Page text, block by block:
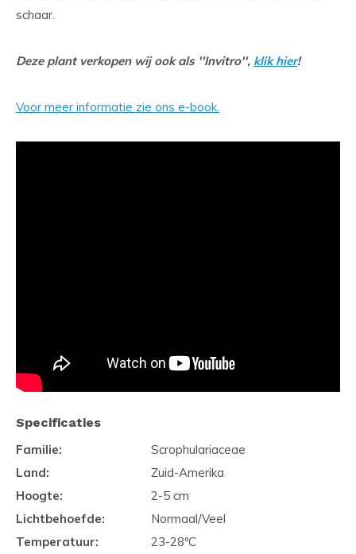
schaar.
Deze plant verkopen wij ook als ''Invitro'', klik hier!
Voor meer informatie zie ons e-book.
Specificaties
Familie:
Scrophulariaceae
Land:
Zuid-Amerika
Hoogte:
2-5 cm
Lichtbehoefde:
Normaal/Veel
Temperatuur:
23-28ºC